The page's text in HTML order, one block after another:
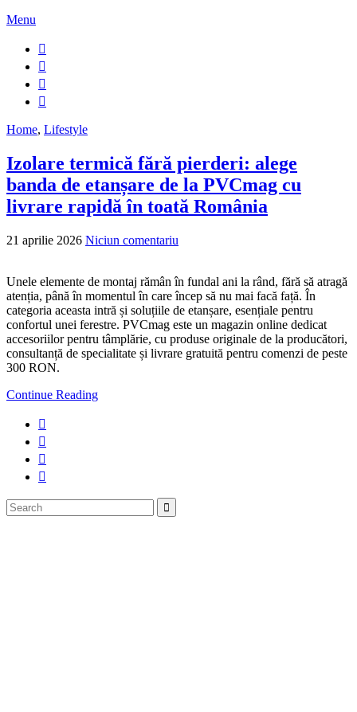
Menu
Home, Lifestyle
Izolare termică fără pierderi: alege
banda de etanșare de la PVCmag cu
livrare rapidă în toată România
21 aprilie 2026 Niciun comentariu
Unele elemente de montaj rămân în fundal ani la rând, fără să atragă
atenția, până în momentul în care încep să nu mai facă față. În
categoria aceasta intră și soluțiile de etanșare, esențiale pentru
confortul unei ferestre. PVCmag este un magazin online dedicat
accesoriilor pentru tâmplărie, cu produse originale de la producători,
consultanță de specialitate și livrare gratuită pentru comenzi de peste
300 RON.
Continue Reading
Search
for: